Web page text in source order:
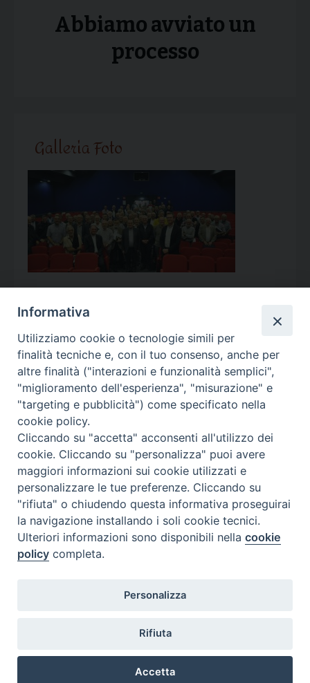
Abbiamo avviato un
processo
Galleria Foto
Calendario Appuntamenti
<< Ago 2026 >>
l m m g v s
d
27
28
3
4 5 6 7 8
9
10
11 12 13 14 15
17
18 19 21
24 25 26 27 28 29 30
31 1
diaconato@seminario.milano.it
Informativa
Utilizziamo cookie o tecnologie simili per
finalità tecniche e, con il tuo consenso, anche per
altre finalità ("interazioni e funzionalità semplici",
"miglioramento dell'esperienza", "misurazione" e
"targeting e pubblicità") come specificato nella
cookie policy.
Cliccando su "accetta" acconsenti all'utilizzo dei
cookie. Cliccando su "personalizza" puoi avere
maggiori informazioni sui cookie utilizzati e
personalizzare le tue preferenze. Cliccando su
"rifiuta" o chiudendo questa informativa proseguirai
la navigazione installando i soli cookie tecnici.
Ulteriori informazioni sono disponibili nellacookie
policy completa.
Personalizza
Rifiuta
Accetta